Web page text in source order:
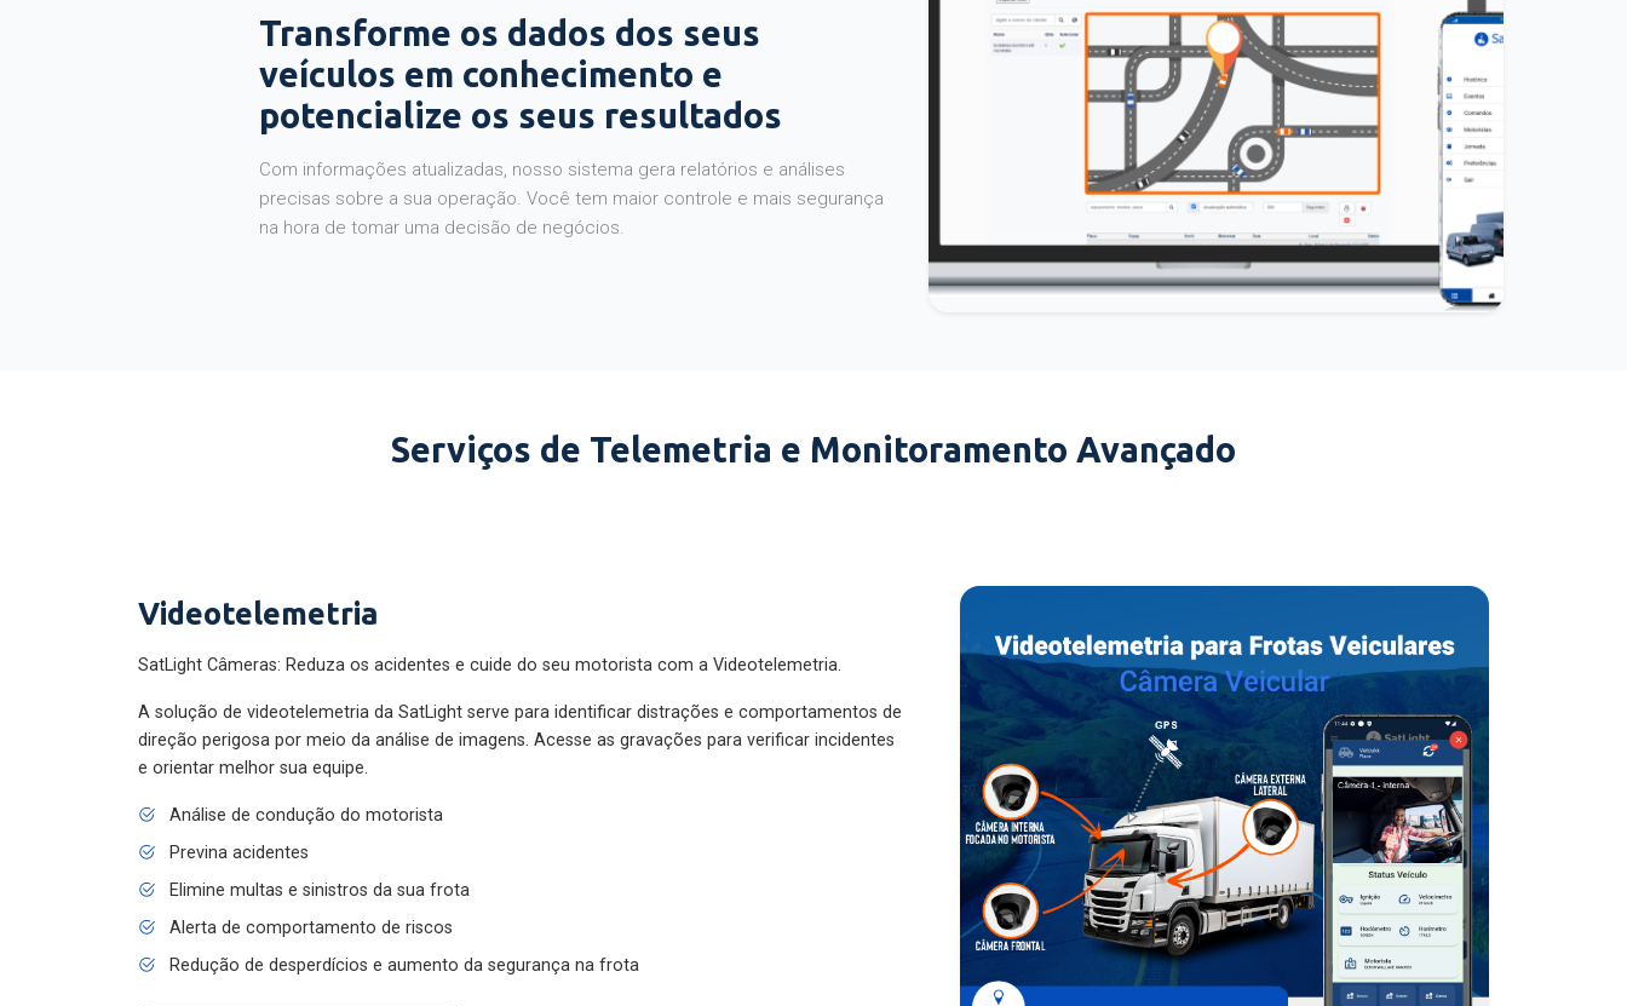
Transforme os dados dos seus
veículos em conhecimento e
potencialize os seus resultados
Com informações atualizadas, nosso sistema gera relatórios e análises
precisas sobre a sua operação. Você tem maior controle e mais segurança
na hora de tomar uma decisão de negócios.
Serviços de Telemetria e Monitoramento Avançado
Videotelemetria
SatLight Câmeras: Reduza os acidentes e cuide do seu motorista com a Videotelemetria.
A solução de videotelemetria da SatLight serve para identificar distrações e comportamentos de
direção perigosa por meio da análise de imagens. Acesse as gravações para verificar incidentes
e orientar melhor sua equipe.
Análise de condução do motorista
Previna acidentes
Elimine multas e sinistros da sua frota
Alerta de comportamento de riscos
Redução de desperdícios e aumento da segurança na frota